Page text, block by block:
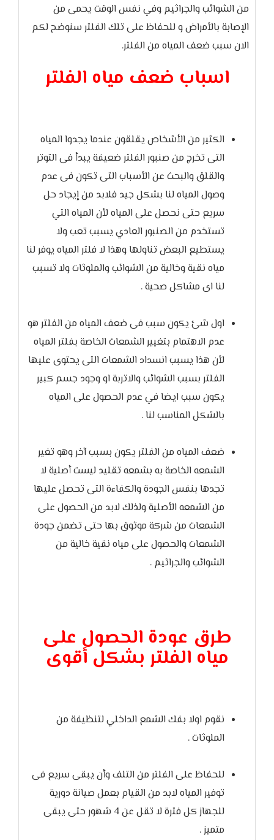
من الشوائب والجراثيم وفي نفس الوقت يحمى من
الإصابة بالأمراض و للحفاظ على تلك الفلتر سنوضح لكم
الان سبب ضعف المياه من الفلتر.
اسباب ضعف مياه الفلتر
الكثير من الأشخاص يقلقون عندما يجدوا المياه
التى تخرج من صنبور الفلتر ضعيفة يبدأ فى التوتر
والقلق والبحث عن الأسباب التى تكون فى عدم
وصول المياه لنا بشكل جيد فلابد من إيجاد حل
سريع حتى نحصل على المياه لأن المياه التي
تستخدم من الصنبور العادي يسبب تعب ولا
يستطيع البعض تناولها وهذا لا فلتر المياه يوفر لنا
مياه نقية وخالية من الشوائب والملوثات ولا تسبب
لنا اى مشاكل صحية .
اول شئ يكون سبب فى ضعف المياه من الفلتر هو
عدم الاهتمام بتغيير الشمعات الخاصة بفلتر المياه
لأن هذا يسبب انسداد الشمعات التى يحتوى عليها
الفلتر بسبب الشوائب والاتربة او وجود جسم كبير
يكون سبب ايضا في عدم الحصول على المياه
بالشكل المناسب لنا .
ضعف المياه من الفلتر يكون بسبب آخر وهو تغير
الشمعه الخاصة به بشمعه تقليد ليست أصلية لا
تجدها بنفس الجودة والكفاءة التى تحصل عليها
من الشمعه الأصلية ولذلك لابد من الحصول على
الشمعات من شركة موثوق بها حتى تضمن جودة
الشمعات والحصول على مياه نقية خالية من
الشوائب والجراثيم .
طرق عودة الحصول على
مياه الفلتر بشكل أقوى
نقوم اولا بفك الشمع الداخلي لتنظيفة من
الملوثات .
للحفاظ على الفلتر من التلف وأن يبقى سريع فى
توفير المياه لابد من القيام بعمل صيانة دورية
للجهاز كل فترة لا تقل عن 4 شهور حتى يبقى
متميز .